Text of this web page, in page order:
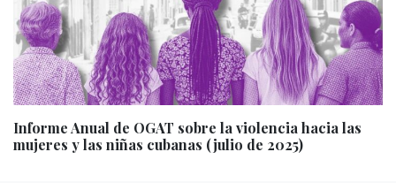
Informe Anual de OGAT sobre la violencia hacia las
mujeres y las niñas cubanas (julio de 2025)